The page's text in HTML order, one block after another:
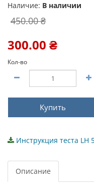
Наличие: В наличии
450.00 ₴
300.00 ₴
Кол-во
Купить
Инструкция теста
Описание